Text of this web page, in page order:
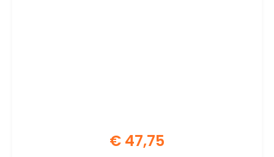
€ 47,75